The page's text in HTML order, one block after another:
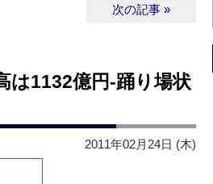
次の記事 »
は1132億円‐踊り場状
2011年02月24日 (木)